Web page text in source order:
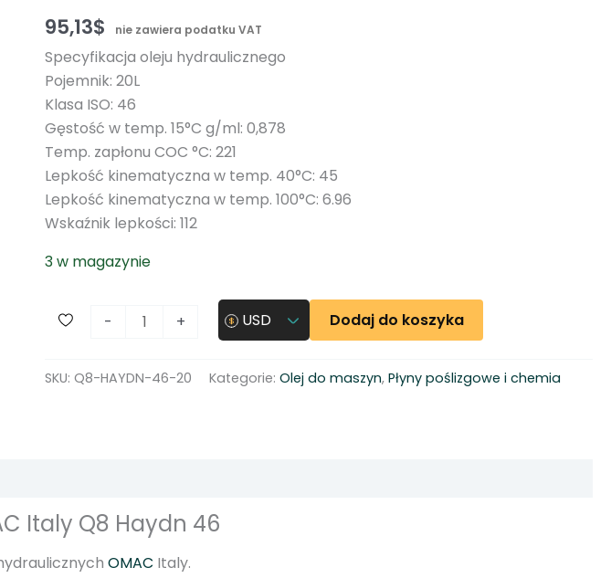
95,13$ nie zawiera podatku VAT
Specyfikacja oleju hydraulicznego
Pojemnik: 20L
Klasa ISO: 46
Gęstość w temp. 15°C g/ml: 0,878
Temp. zapłonu COC °C: 221
Lepkość kinematyczna w temp. 40°C: 45
Lepkość kinematyczna w temp. 100°C: 6.96
Wskaźnik lepkości: 112
3 w magazynie
-
ś
h
y
+ USD Dodaj do koszyka
SKU:Q8-HAYDN-46-20 Kategorie:Olej do maszyn,Płyny poślizgowe i chemia
Italy Q8 Haydn 46
OMAC Italy.